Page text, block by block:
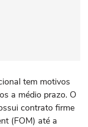
tem motivos
a médio prazo. O
contrato firme
(FOM) até a